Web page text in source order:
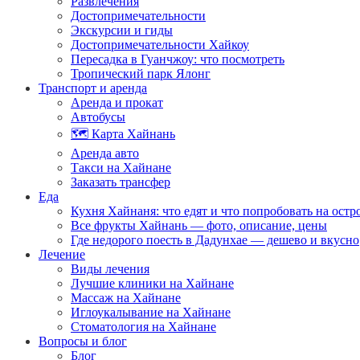
Достопримечательности
Экскурсии и гиды
Достопримечательности Хайкоу
Пересадка в Гуанчжоу: что посмотреть
Тропический парк Ялонг
Транспорт и аренда
Аренда и прокат
Автобусы
🗺️ Карта Хайнань
Аренда авто
Такси на Хайнане
Заказать трансфер
Еда
Кухня Хайнаня: что едят и что попробовать на
Все фрукты Хайнань — фото, описание, цены
Где недорого поесть в Дадунхае — дешево и вкусно
Лечение
Виды лечения
Лучшие клиники на Хайнане
Массаж на Хайнане
Иглоукалывание на Хайнане
Стоматология на Хайнане
Вопросы и блог
Блог